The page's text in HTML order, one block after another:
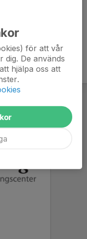
för att vår
dig. De används
hjälpa oss att